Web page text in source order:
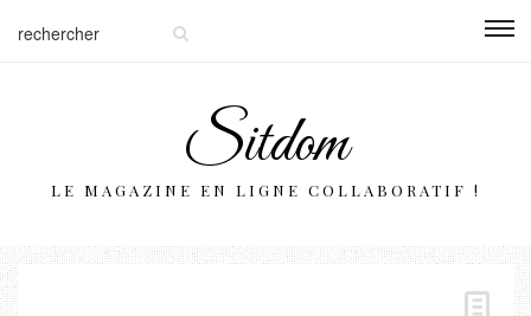
Sitdom
LE MAGAZINE EN LIGNE COLLABORATIF !